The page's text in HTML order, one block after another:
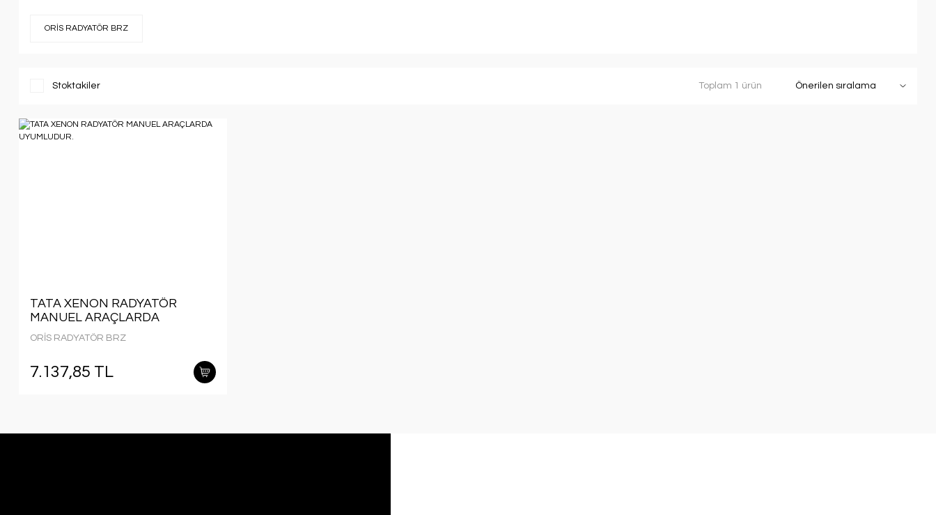
ORİS RADYATÖR BRZ
Stoktakiler Toplam 1 ürün
TATA XENON RADYATÖR
MANUEL ARAÇLARDA
UYUMLUDUR.
ORİS RADYATÖR BRZ
7.137,85 TL